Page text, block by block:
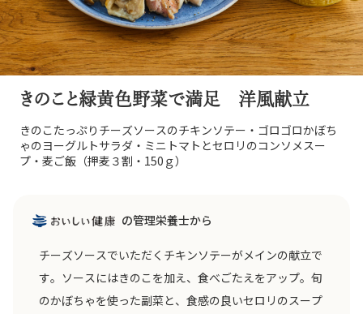
きのこと緑黄色野菜で満足 洋風献立
きのこたっぷりチーズソースのチキンソテー・ゴロゴロかぼち
ゃのヨーグルトサラダ・ミニトマトとセロリのコンソメスー
プ・麦ご飯（押麦３割・150ｇ）
の管理栄養士から
チーズソースでいただくチキンソテーがメインの献立で
す。ソースにはきのこを加え、食べごたえをアップ。旬
のかぼちゃを使った副菜と、食感の良いセロリのスープ